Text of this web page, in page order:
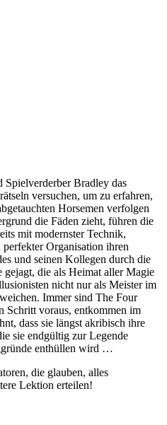
Bradley das
versuchen, um zu erfahren,
Horsemen verfolgen
die Fäden zieht, führen die
mit modernster Technik,
Organisation ihren
und seinen Kollegen durch die
gejagt, die als Heimat aller Magie
nicht nur als Meister im
Immer sind The Four
Schritt voraus, entkommen im
dass sie längst akribisch ihre
sie endgültig zur Legende
enthüllen wird …
die glauben, alles
Lektion erteilen!